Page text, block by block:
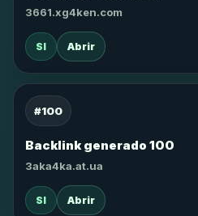
3661.xg4ken.com
SI Abrir
#100
Backlink generado 100
3aka4ka.at.ua
SI Abrir